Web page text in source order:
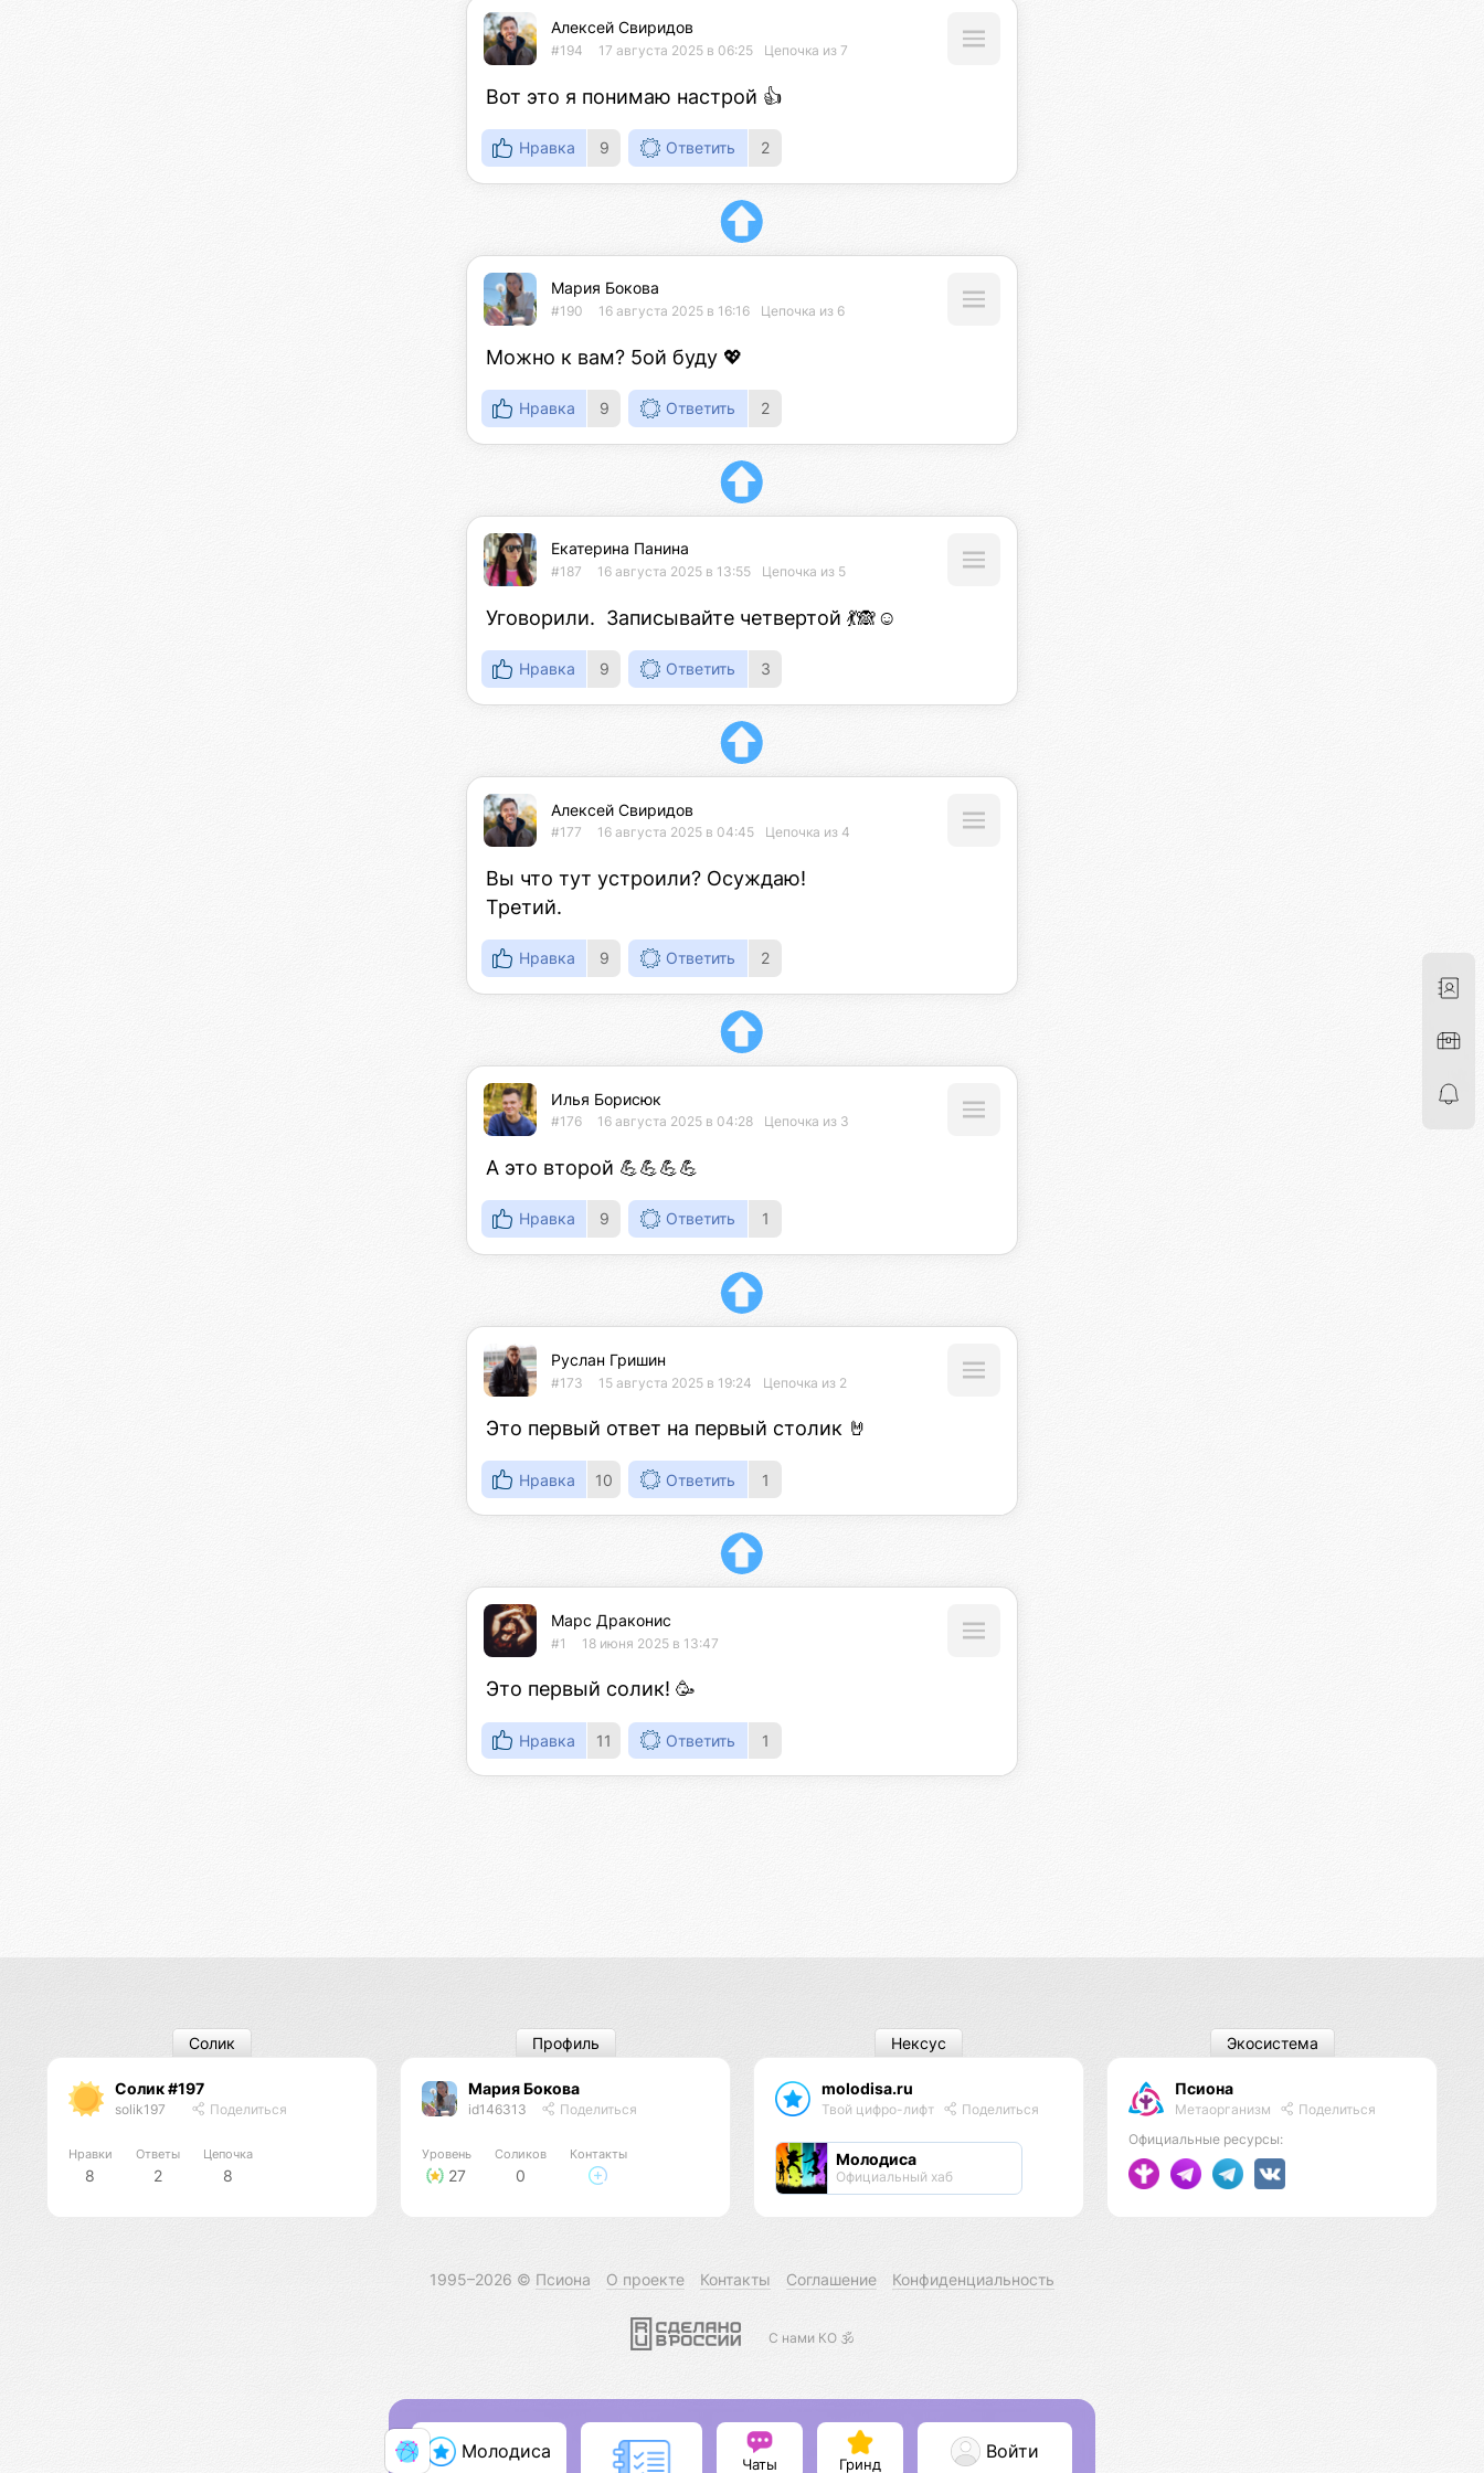
Алексей Свиридов
#194 17 августа 2025 в 06:25 Цепочка из 7
Вот это я понимаю настрой 👍
Нравка 9 Ответить 2
Мария Бокова
#190 16 августа 2025 в 16:16 Цепочка из 6
Можно к вам? 5ой буду 💖
Нравка 9 Ответить 2
Екатерина Панина
#187 16 августа 2025 в 13:55 Цепочка из 5
Уговорили.  Записывайте четвертой 💃🙈☺️
Нравка 9 Ответить 3
Алексей Свиридов
#177 16 августа 2025 в 04:45 Цепочка из 4
Вы что тут устроили? Осуждаю!
Третий.
Нравка 9 Ответить 2
Илья Борисюк
#176 16 августа 2025 в 04:28 Цепочка из 3
А это второй 💪💪💪💪
Нравка 9 Ответить 1
Руслан Гришин
#173 15 августа 2025 в 19:24 Цепочка из 2
Это первый ответ на первый столик 🤘
Нравка 10 Ответить 1
Марс Драконис
#1 18 июня 2025 в 13:47
Это первый солик! 🥳
Нравка 11 Ответить 1
Солик #197
solik197 Поделиться
Нравки
8
Ответы
2
Цепочка
8
Солик
Мария Бокова
id146313 Поделиться
Уровень
27
Соликов
0
Контакты
Профиль
molodisa.ru
Твой цифро-лифт Поделиться
Молодиса
Официальный хаб
Нексус
Псиона
Метаорганизм
Поделиться
Официальные ресурсы:
Экосистема
1995–2026 © Псиона О проекте Контакты Соглашение Конфиденциальность
С нами КО 🕉️
Молодиса
Чаты Гринд
Войти